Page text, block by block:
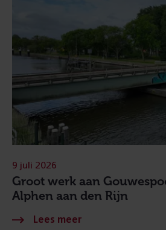
Groot werk aan
Alphen aan den Rijn
9 juli 2026